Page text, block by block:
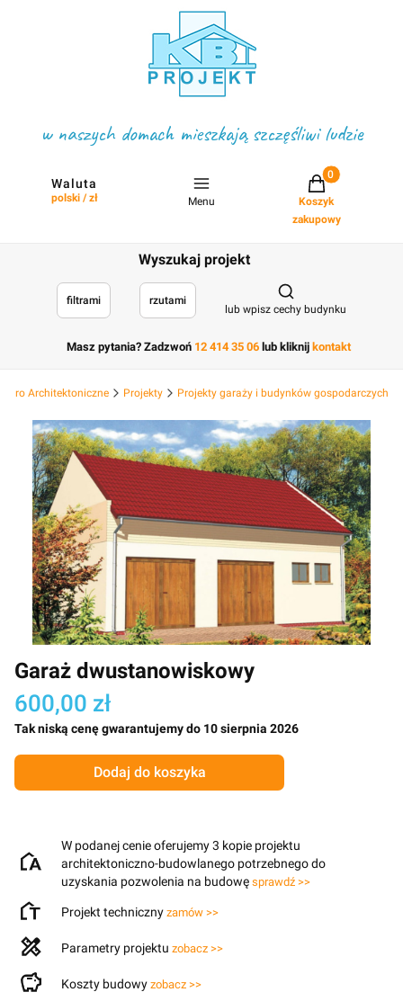
w naszych domach mieszkają szczęśliwi ludzie
Waluta
polski / zł Menu
Projekty w
Koszyk
zakupowy
Wyszukaj projekt
filtrami rzutami
Otwórz
lub wpisz cechy budynku
Masz pytania? Zadzwoń 12 414 35 06 lub kliknij kontakt
Architektoniczne Projekty Projekty garaży i budynków gospodarczych
Garaż dwustanowiskowy
600,00 zł
Tak niską cenę gwarantujemy do 10 sierpnia 2026
Dodaj do koszyka
W podanej cenie oferujemy 3 kopie projektu
architektoniczno-budowlanego potrzebnego do
uzyskania pozwolenia na budowę sprawdź >>
Projekt techniczny zamów >>
Parametry projektu zobacz >>
Koszty budowy zobacz >>